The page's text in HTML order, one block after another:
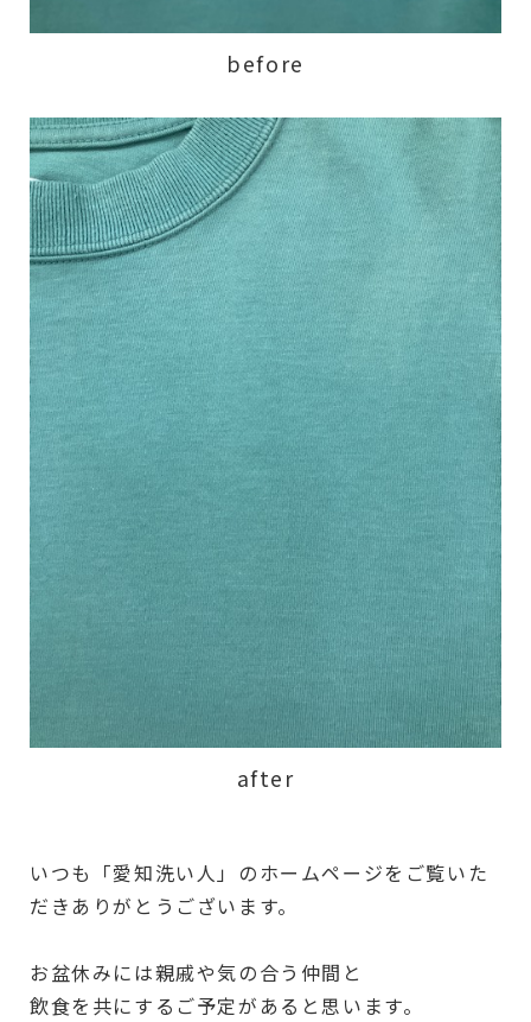
before
after
いつも「愛知洗い人」のホームページをご覧いた
だきありがとうございます。
お盆休みには親戚や気の合う仲間と
飲食を共にするご予定があると思います。